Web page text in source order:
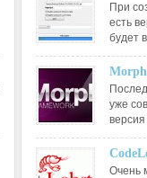
При
есть
будет
уже
Очень